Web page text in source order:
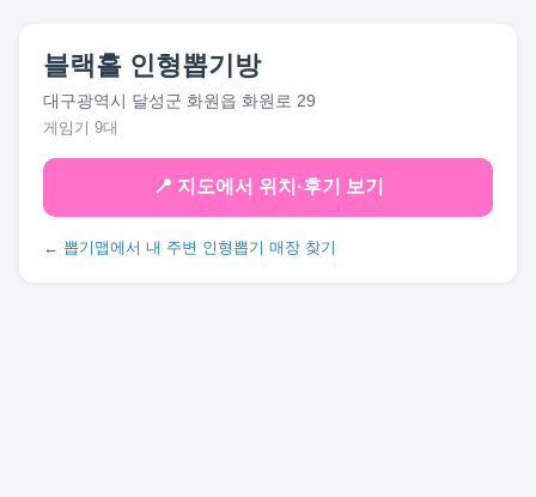
블랙홀 인형뽑기방
대구광역시 달성군 화원읍 화원로 29
게임기 9대
📍 지도에서 위치·후기 보기
← 뽑기맵에서 내 주변 인형뽑기 매장 찾기